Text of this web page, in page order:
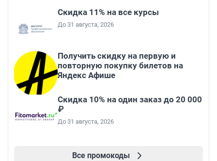
Скидка 11% на все курсы
До 31 августа, 2026
Получить скидку на первую и
повторную покупку билетов на
Яндекс Афише
Скидка 10% на один заказ до 20 000
₽
До 31 августа, 2026
Все промокоды